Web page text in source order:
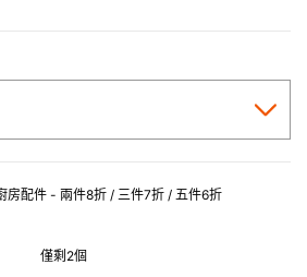
房配件 - 兩件8折 / 三件7折 / 五件6折
僅剩2個